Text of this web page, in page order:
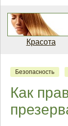
Красота
Безопасность
Как